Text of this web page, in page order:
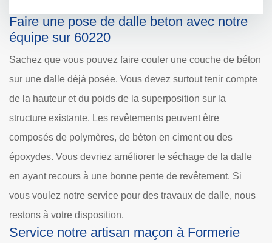
Faire une pose de dalle beton avec notre
équipe sur 60220
Sachez que vous pouvez faire couler une couche de béton
sur une dalle déjà posée. Vous devez surtout tenir compte
de la hauteur et du poids de la superposition sur la
structure existante. Les revêtements peuvent être
composés de polymères, de béton en ciment ou des
époxydes. Vous devriez améliorer le séchage de la dalle
en ayant recours à une bonne pente de revêtement. Si
vous voulez notre service pour des travaux de dalle, nous
restons à votre disposition.
Service notre artisan maçon à Formerie